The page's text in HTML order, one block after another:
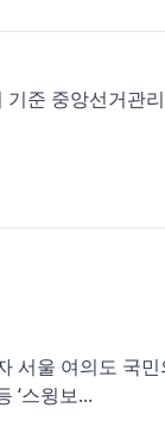
준 중앙선거관
서울 여의도 국
‘스윙보...